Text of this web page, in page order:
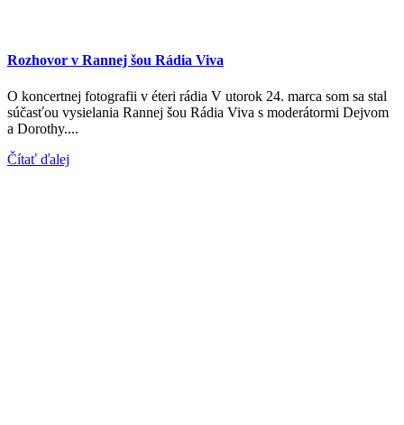
Rozhovor v Rannej šou Rádia Viva
O koncertnej fotografii v éteri rádia V utorok 24. marca som sa stal
súčasťou vysielania Rannej šou Rádia Viva s moderátormi Dejvom
a Dorothy....
Čítať ďalej